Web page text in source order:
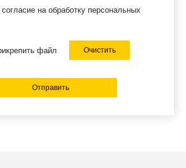
на обработку персональных
файл Очистить
Отправить